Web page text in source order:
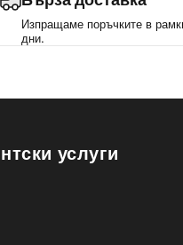
Изпращаме поръчките в
дни.
услуги